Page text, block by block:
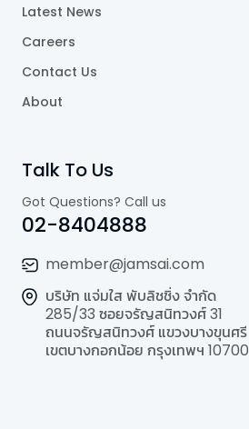
Latest News
Careers
Contact Us
About
Talk To Us
Got Questions? Call us
02-8404888
member@jamsai.com
บริษัท แจ่มใส พับลิชชิ่ง จำกัด
285/33 ซอยจรัญสนิทวงศ์ 31
ถนนจรัญสนิทวงศ์ แขวงบางขุนศรี
เขตบางกอกน้อย กรุงเทพฯ 10700